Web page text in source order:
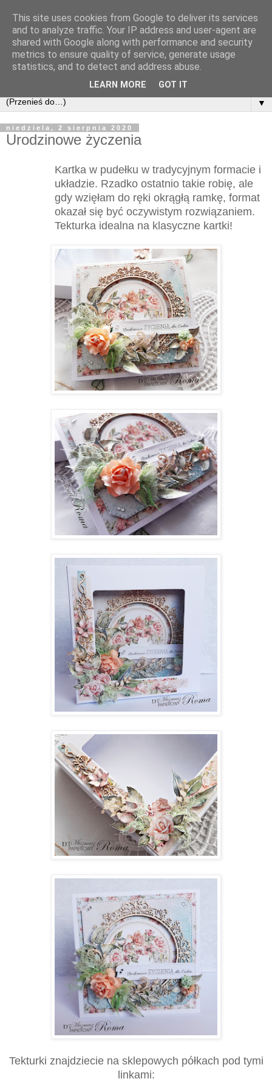
▼
niedziela, 2 sierpnia 2020
Urodzinowe życzenia
Kartka w pudełku w tradycyjnym formacie i
układzie. Rzadko ostatnio takie robię, ale
gdy wzięłam do ręki okrągłą ramkę, format
okazał się być oczywistym rozwiązaniem.
Tekturka idealna na klasyczne kartki!
Tekturki znajdziecie na sklepowych półkach pod tymi
linkami:
This site uses cookies from Google to deliver its services
and to analyze traffic. Your IP address and user-agent are
shared with Google along with performance and security
metrics to ensure quality of service, generate usage
statistics, and to detect and address abuse.
LEARN MORE GOT IT